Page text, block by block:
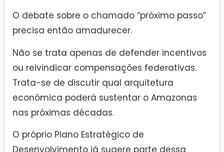
O debate sobre o chamado “próximo passo”
precisa então amadurecer.
Não se trata apenas de defender incentivos
ou reivindicar compensações federativas.
Trata-se de discutir qual arquitetura
econômica poderá sustentar o Amazonas
nas próximas décadas.
O próprio Plano Estratégico de
Desenvolvimento já sugere parte dessa